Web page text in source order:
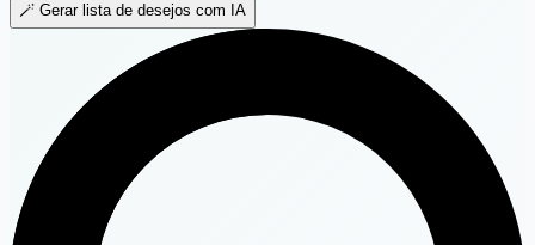
🪄 Gerar lista de desejos com IA